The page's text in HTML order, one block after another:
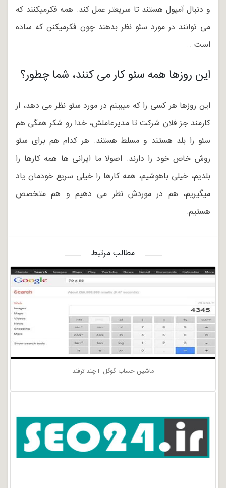
و دنبال آمپول هستند تا سریعتر عمل کند. همه فکرمیکنند که
می توانند در مورد سئو نظر بدهند چون فکرمیکنن که ساده
است...
این روزها همه سئو کار می کنند، شما چطور؟
این روزها هر کسی را که میبینم در مورد سئو نظر می دهد، از
کارمند جز فلان شرکت تا مدیرعاملش، خدا رو شکر همگی هم
سئو را بلد هستند و مسلط هستند. هر کدام هم برای سئو
روش خاص خود را دارند. اصولا ما ایرانی ها همه کارها را
بلدیم، خیلی باهوشیم، همه کارها را خیلی سریع خودمان یاد
میگیریم، هم در موردش نظر می دهیم و هم متخصص
هستیم.
مطالب مرتبط
ماشین حساب گوگل +چند ترفند